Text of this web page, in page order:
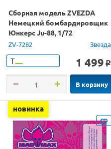
Сборная модель ZVEZDA
Немецкий бомбардировщик
Юнкерс Ju-88, 1/72
ZV-7282 Звезда
Т 1 499 o
В корзину
новинка